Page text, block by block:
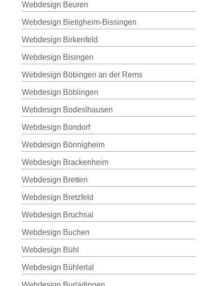
Webdesign Beuren
Webdesign Bietigheim-Bissingen
Webdesign Birkenfeld
Webdesign Bisingen
Webdesign Böbingen an der Rems
Webdesign Böblingen
Webdesign Bodeslhausen
Webdesign Bondorf
Webdesign Bönnigheim
Webdesign Brackenheim
Webdesign Bretten
Webdesign Bretzfeld
Webdesign Bruchsal
Webdesign Buchen
Webdesign Bühl
Webdesign Bühlertal